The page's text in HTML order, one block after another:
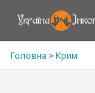
Головна > Крим